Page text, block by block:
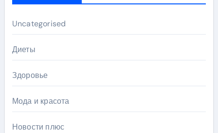
Uncategorised
Диеты
Здоровье
Мода и красота
Новости плюс